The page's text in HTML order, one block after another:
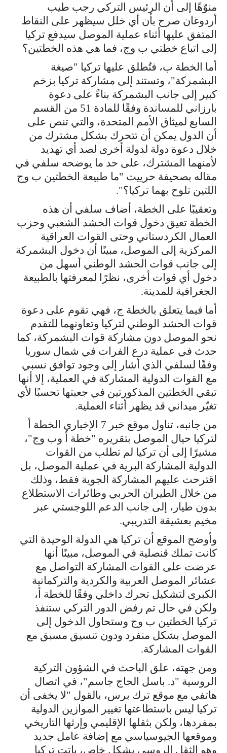
منوّهًا إلى أن الرئيس التركي رجب طيب
أردوغان صرح بأن أي خلل سيظهر على النقاط
المتفق عليها أثناء عملية الموصل سيدفع تركيا
إلى اتباع خطتي ب وج، فما هي هذه الخطتين؟
أما الخطة ب، فتُطلق عليها تركيا "صيغة
البشمركة"، وتستند إلى مشاركة تركيا بزخم
كبير إلى جانب البشمركة بناءً على دعوة
بارزاني للمساندة وفقًا للمادة 51 من القسم
السابع لميثاق الأمم المتحدة، والتي تنص على
أن الدول يمكن أن تتحرك بشكل مشترك من
خلال دعوة دولة لدولة أخرى لصد أي تهديد
لأمنهما المشترك، على حد ما يوضحه سلفي في
مقاله بصحيفة حرييت "ما طبيعة الخطتين ب وج
اللتين تلوح بهما تركيا؟".
وتعقيبًا على الخطة، أضاف سلفي أن هذه
الخطة تعيق دخول قوات الحشد الشعبي وحزب
العمال الكردستاني وحتى القوات العراقية
المركزية إلى الموصل، مبينًا أن دخول البشمركة
إلى جانب قوات الحشد الوطني أسهل من
دخول أي قوات أخرى، نظرًا لمعرفتها بالطبيعة
الجغرافية للمدينة.
أما فيما يتعلق بالخطة ج، فهي تقوم على دعوة
قوات الحشد الوطني لتركيا وتعاونهما للتقدم
نحو الموصل دون مشاركة قوات البشمركة، كما
حدث في عملية درع الفرات في شمال سوريا
وفقًا لسلفي الذي أشار إلى وجود توافق نسبي
مع القوات الدولية المشاركة في العملية، إلا أنها
تبقي الخطتين المذكورتين في جعبتها تحسبًا لأي
تغيّر ميداني قد يظهر أثناء العملية.
من جانبه، تناول موقع خبر 7 الإخباري الخطة أ
لتركيا حيال الموصل بتقريره "خطة أ وب وج"،
مشيرًا إلى أن تركيا لم تطلب من القوات
الدولية المشاركة البرية في عملية الموصل، بل
اقترحت عليهم المشاركة الجوية فقط، وذلك
من خلال الطيران الحربي وطائرات الاستطلاع
بدون طيار، إلى جانب الدعم اللوجستي عبر
مخيم بعشيقة التدريبي.
وأوضح الموقع أن تركيا هي الدولة الوحيدة التي
كانت تملك قنصلية في الموصل، مبينًا أنها
عرضت على القوات المشاركة التواصل مع
عشائر الموصل العربية والكردية والتركمانية
الكبرى لتشكيل تحرك داخلي وفقًا للخطة أ،
ولكن في حال تم رفض الدور التركي ستنفذ
تركيا الخطتين ب وج وستحاول الدخول إلى
الموصل بشكل منفرد ودون تنسيق مسبق مع
القوات المشاركة.
ومن جهته، علق الباحث في الشؤون التركية
الروسية "د. باسل الحاج جاسم"، في اتصال
هاتفي مع موقع ترك برس، بالقول "لا يخفى أن
تركيا ليس باستطاعتها تغيير الموازين الدولية
بمفردها، ولكن بثقلها الإقليمي وإرثها التاريخي
وموقعها الجيوسياسي مع إضافة عامل جديد
وهو الثقل الروسي بشكل خاص، باتت تركيا